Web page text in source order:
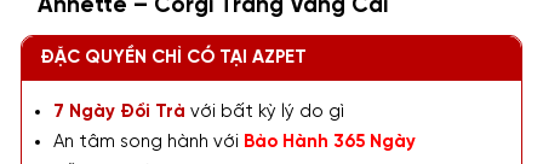
Annette – Corgi Trắng Vàng Cái
ĐẶC QUYỀN CHỈ CÓ TẠI AZPET
7 Ngày Đổi Trả với bất kỳ lý do gì
An tâm song hành với Bảo Hành 365 Ngày